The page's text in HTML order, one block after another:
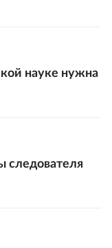
науке нужна
следователя